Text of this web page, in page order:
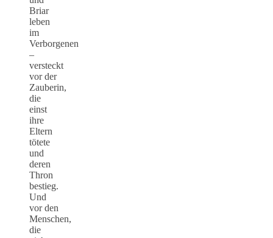
Briar
leben
im
Verborgenen
–
versteckt
vor der
Zauberin,
die
einst
ihre
Eltern
tötete
und
deren
Thron
bestieg.
Und
vor den
Menschen,
die